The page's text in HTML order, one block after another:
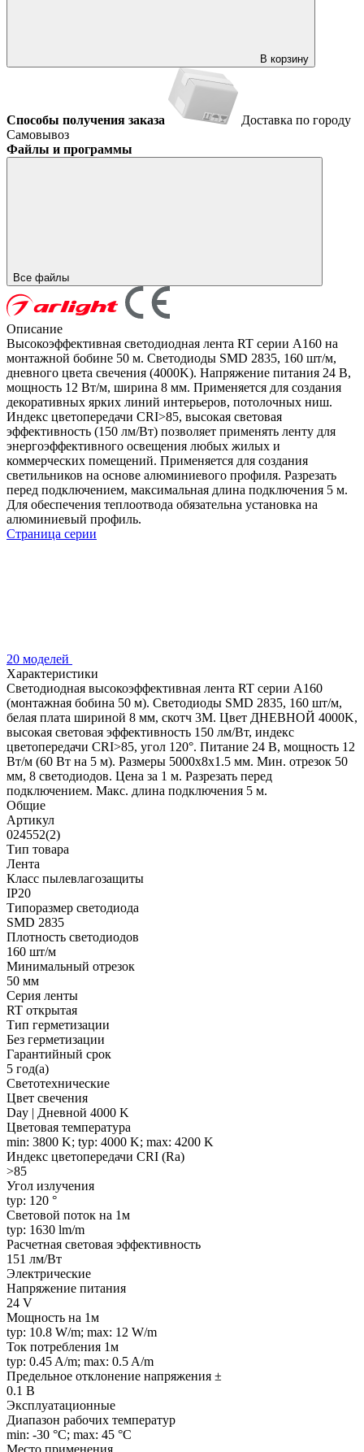
В корзину
Способы получения заказа
Доставка по городу
Самовывоз
Файлы и программы
Все файлы
Описание
Высокоэффективная светодиодная лента RT серии A160 на
монтажной бобине 50 м. Светодиоды SMD 2835, 160 шт/м,
дневного цвета свечения (4000K). Напряжение питания 24 В,
мощность 12 Вт/м, ширина 8 мм. Применяется для создания
декоративных ярких линий интерьеров, потолочных ниш.
Индекс цветопередачи CRI>85, высокая световая
эффективность (150 лм/Вт) позволяет применять ленту для
энергоэффективного освещения любых жилых и
коммерческих помещений. Применяется для создания
светильников на основе алюминиевого профиля. Разрезать
перед подключением, максимальная длина подключения 5 м.
Для обеспечения теплоотвода обязательна установка на
алюминиевый профиль.
Страница серии
20 моделей
Характеристики
Светодиодная высокоэффективная лента RT серии A160
(монтажная бобина 50 м). Светодиоды SMD 2835, 160 шт/м,
белая плата шириной 8 мм, скотч 3M. Цвет ДНЕВНОЙ 4000K,
высокая световая эффективность 150 лм/Вт, индекс
цветопередачи CRI>85, угол 120°. Питание 24 В, мощность 12
Вт/м (60 Вт на 5 м). Размеры 5000x8x1.5 мм. Мин. отрезок 50
мм, 8 светодиодов. Цена за 1 м. Разрезать перед
подключением. Макс. длина подключения 5 м.
Общие
Артикул
024552(2)
Тип товара
Лента
Класс пылевлагозащиты
IP20
Типоразмер светодиода
SMD 2835
Плотность светодиодов
160 шт/м
Минимальный отрезок
50 мм
Серия ленты
RT открытая
Тип герметизации
Без герметизации
Гарантийный срок
5 год(а)
Светотехнические
Цвет свечения
Day | Дневной 4000 K
Цветовая температура
min: 3800 K; typ: 4000 K; max: 4200 K
Индекс цветопередачи CRI (Ra)
>85
Угол излучения
typ: 120 °
Световой поток на 1м
typ: 1630 lm/m
Расчетная световая эффективность
151 лм/Вт
Электрические
Напряжение питания
24 V
Мощность на 1м
typ: 10.8 W/m; max: 12 W/m
Ток потребления 1м
typ: 0.45 A/m; max: 0.5 A/m
Предельное отклонение напряжения ±
0.1 В
Эксплуатационные
Диапазон рабочих температур
min: -30 °C; max: 45 °C
Место применения